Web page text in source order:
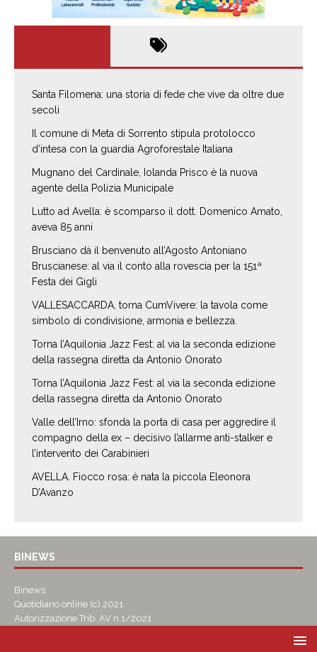
Santa Filomena: una storia di fede che vive da oltre due
secoli
Il comune di Meta di Sorrento stipula protolocco
d’intesa con la guardia Agroforestale Italiana
Mugnano del Cardinale, Iolanda Prisco è la nuova
agente della Polizia Municipale
Lutto ad Avella: è scomparso il dott. Domenico Amato,
aveva 85 anni
Brusciano dà il benvenuto all’Agosto Antoniano
Bruscianese: al via il conto alla rovescia per la 151ª
Festa dei Gigli
VALLESACCARDA, torna CumVivere: la tavola come
simbolo di condivisione, armonia e bellezza.
Torna l’Aquilonia Jazz Fest: al via la seconda edizione
della rassegna diretta da Antonio Onorato
Torna l’Aquilonia Jazz Fest: al via la seconda edizione
della rassegna diretta da Antonio Onorato
Valle dell’Irno: sfonda la porta di casa per aggredire il
compagno della ex – decisivo l’allarme anti-stalker e
l’intervento dei Carabinieri
AVELLA. Fiocco rosa: è nata la piccola Eleonora
D’Avanzo
BINEWS
Binews
Quotidiano online (c) 2021
Autorizzazione Trib. AV n.1/2021